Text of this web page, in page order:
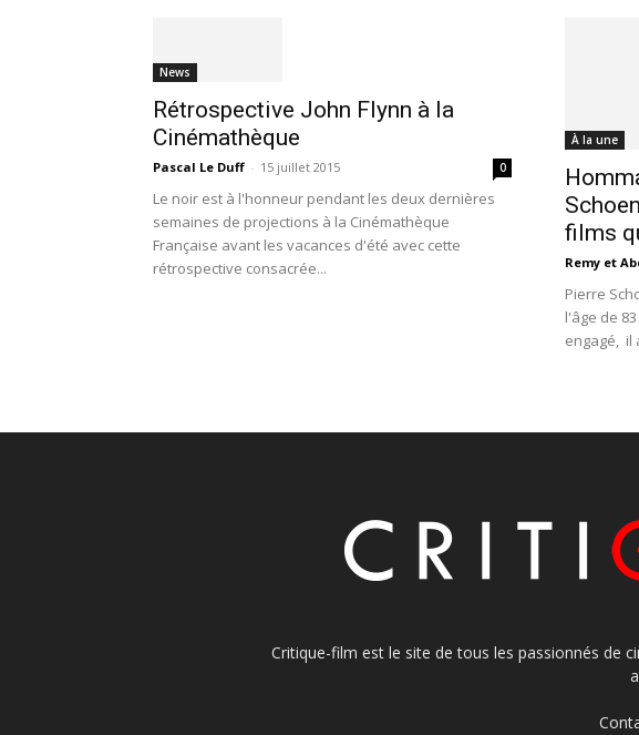
News
Rétrospective John Flynn à la
Cinémathèque
Pascal Le Duff - 15 juillet 2015 0
Le noir est à l'honneur pendant les deux dernières
semaines de projections à la Cinémathèque
Française avant les vacances d'été avec cette
rétrospective consacrée...
À la une
films
Remy et
Pierre
l'âge de
engagé, il
Critique-film est le site de tous les passionnés de